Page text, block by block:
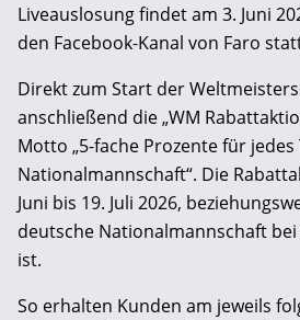
Liveauslosung findet am 3. Juni
den Facebook-Kanal von Faro
Direkt zum Start der
anschließend die „WM
Motto „5-fache Prozente für
Nationalmannschaft“. Die
Juni bis 19. Juli 2026,
deutsche Nationalmannschaft
ist.
So erhalten Kunden am jeweils